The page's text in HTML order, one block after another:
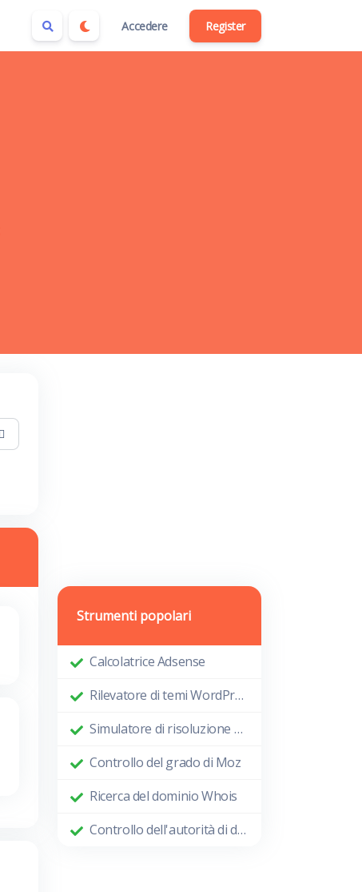
Accedere Register
Strumenti popolari
Calcolatrice Adsense
Rilevatore di temi WordPress
Simulatore di risoluzione dello schermo
Controllo del grado di Moz
Ricerca del dominio Whois
Controllo dell'autorità di dominio